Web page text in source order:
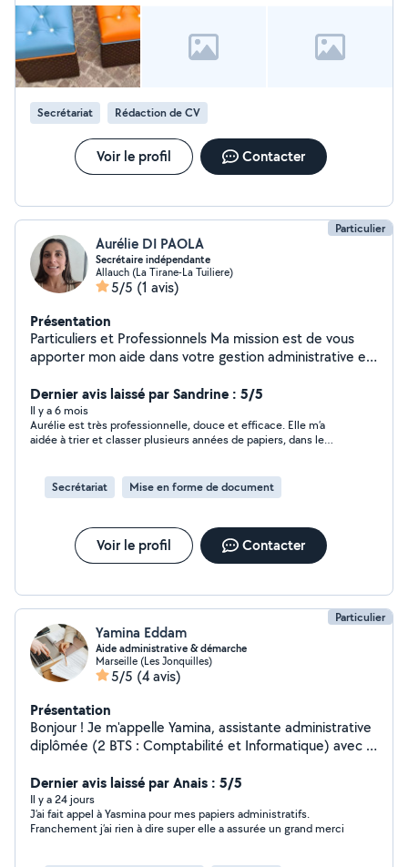
n'hésitez pas à me contacter pour tout renseignement.
Ludivine
Secrétariat Rédaction de CV
Voir le profil Contacter
Particulier
Aurélie DI PAOLA
Secrétaire indépendante
Allauch (La Tirane-La Tuiliere)
5/5 (1 avis)
Présentation
Particuliers et Professionnels Ma mission est de vous
apporter mon aide dans votre gestion administrative et
pleinement à votre activité Gestion de mail et d'appels,
Saisie et mise en forme de document, Tri, classement,
numérisation, Saisie de CERFA, Pre-compatbilité pour
expert comptable, Suivi relation Client/ Fournisseur,,
rendez-vous, Relance des impayés, Observation terrain
confidentielle, Évaluation de la qualité de service, ...
une solution à vos besoins.
Dernier avis laissé par Sandrine : 5/5
Il y a 6 mois
Aurélie est très professionnelle, douce et efficace. Elle m’a
aidée à trier et classer plusieurs années de papiers, dans le
Secrétariat
Mise en forme de document
Voir le profil Contacter
Particulier
Yamina Eddam
Aide administrative & démarche
Marseille (Les Jonquilles)
5/5 (4 avis)
Présentation
Bonjour ! Je m'appelle Yamina, assistante administrative
diplômée (2 BTS : Comptabilité et Informatique) avec 5
démarches administratives, en présentiel ou à distance :
- Tri, classement et archivage de vos documents -
Rédaction de courriers (réclamations, résiliations,
demandes...) - Démarches en ligne : impôts, CAF, Ameli,
Dernier avis laissé par Anais : 5/5
Il y a 24 jours
J’ai fait appel à Yasmina pour mes papiers administratifs.
Franchement j’ai rien à dire super elle a assurée un grand merci